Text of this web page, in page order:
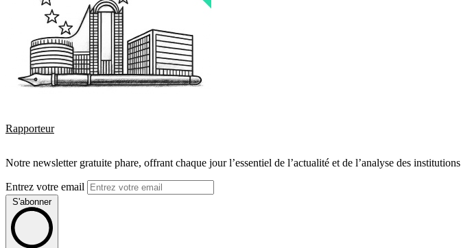
Rapporteur
Notre newsletter gratuite phare, offrant chaque jour l’essentiel de l’actualité et de l’analyse des
Entrez votre email
S'abonner